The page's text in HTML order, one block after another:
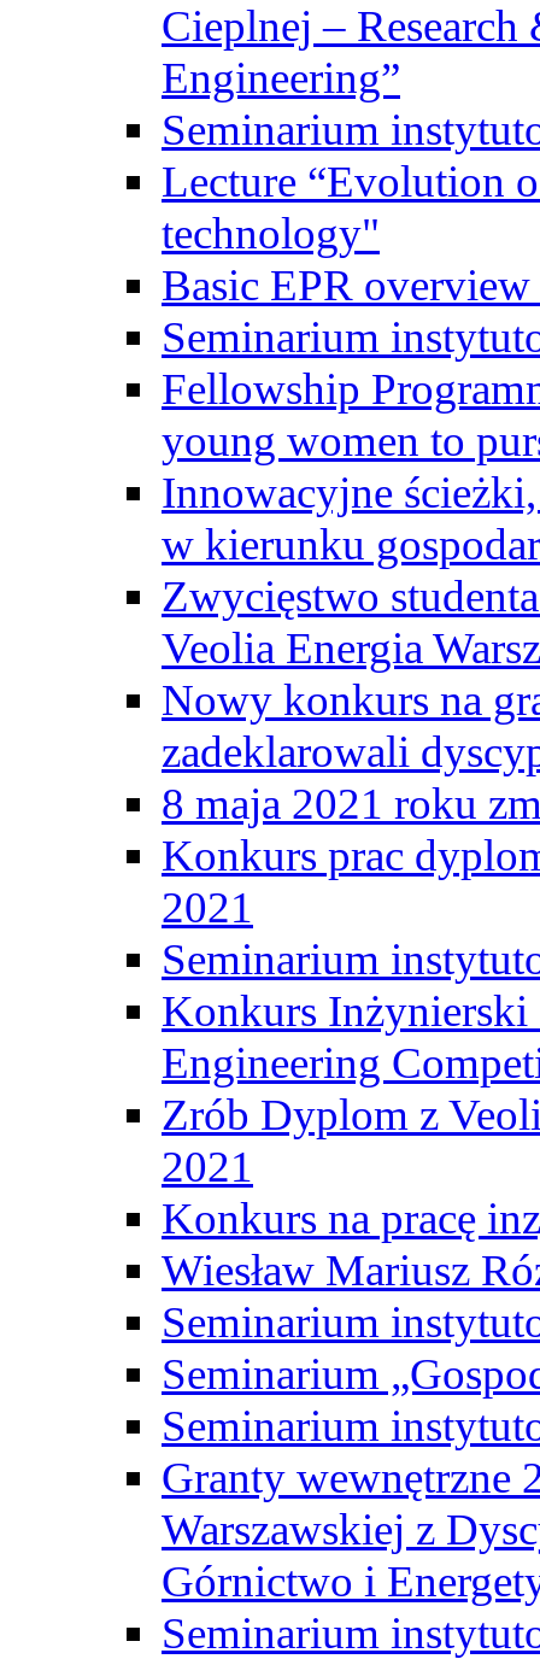
Cieplnej –
Engineering”
Seminarium
Lecture “Evolution
technology"
Basic EPR overview
Seminarium
Fellowship
young women to
Innowacyjne
w kierunku
Zwycięstwo
Veolia Energia
Nowy konkurs na
zadeklarowali
8 maja 2021 roku
Konkurs prac
2021
Seminarium
Konkurs
Engineering
Zrób Dyplom z
2021
Konkurs na pracę
Wiesław Mariusz
Seminarium
Seminarium
Seminarium
Granty wewnętrzne
Warszawskiej z
Górnictwo i
Seminarium